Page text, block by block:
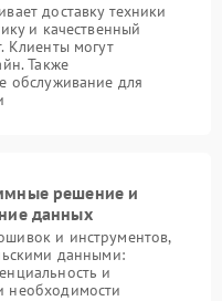
доставку техники
и качественный
Клиенты могут
Также
обслуживание для
решение и
данных
и инструментов,
данными:
и
необходимости